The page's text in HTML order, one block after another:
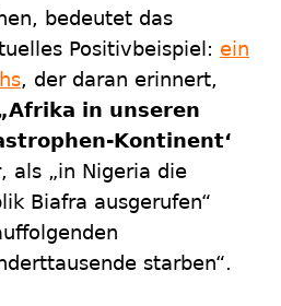
bedeutet das
Positivbeispiel: ein
, der daran erinnert,
in unseren
Kontinent‘
als „in Nigeria die
Biafra ausgerufen“
starben“.